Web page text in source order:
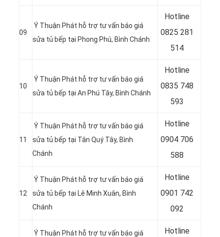
09
Ý Thuận Phát hỗ trợ tư vấn báo giá
sửa tủ bếp tại Phong Phú, Bình Chánh
Hotline
0825 281
514
10
Ý Thuận Phát hỗ trợ tư vấn báo giá
sửa tủ bếp tại An Phú Tây, Bình Chánh
Hotline
0835 748
593
11
Ý Thuận Phát hỗ trợ tư vấn báo giá
sửa tủ bếp tại Tân Quý Tây, Bình
Chánh
Hotline
0904 706
588
12
Ý Thuận Phát hỗ trợ tư vấn báo giá
sửa tủ bếp tại Lê Minh Xuân, Bình
Chánh
Hotline
0901 742
092
Ý Thuận Phát hỗ trợ tư vấn báo giá
Hotline